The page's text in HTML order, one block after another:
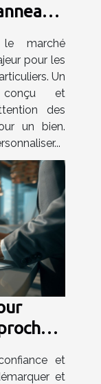
marché
pour les
Un
conçu et
des
un bien.
et
et